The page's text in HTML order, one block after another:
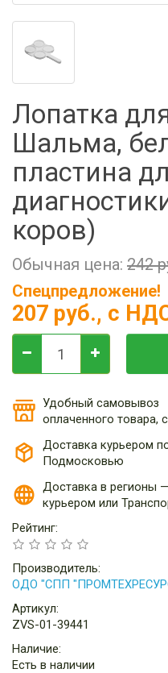
Лопатка
Шальма,
пластина
коров)
Обычная цена: 242
Спецпредложение!
207 руб., с
Удобный самовывоз
оплаченного товара,
Доставка курьером
Подмосковью
Доставка в регионы
курьером или
Рейтинг:
Производитель:
ОДО "СПП
Артикул:
ZVS-01-39441
Наличие:
Есть в наличии
Электронная маркировка
Держатели лизунцов